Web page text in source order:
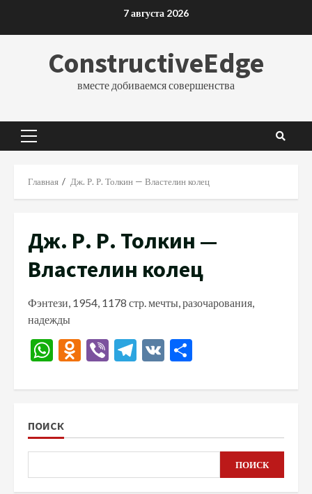
7 августа 2026
ConstructiveEdge
вместе добиваемся совершенства
Основное
Главная Дж. Р. Р. Толкин — Властелин колец
Дж. Р. Р. Толкин —
Властелин колец
Фэнтези, 1954, 1178 стр. мечты, разочарования,
надежды
WhatsApp
Odnoklassniki
ViberTelegram
VK
ПОИСК
ПОИСК